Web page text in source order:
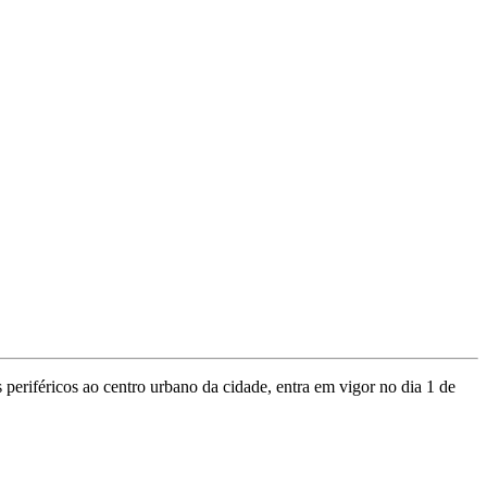
ao centro urbano da cidade, entra em vigor no dia 1 de